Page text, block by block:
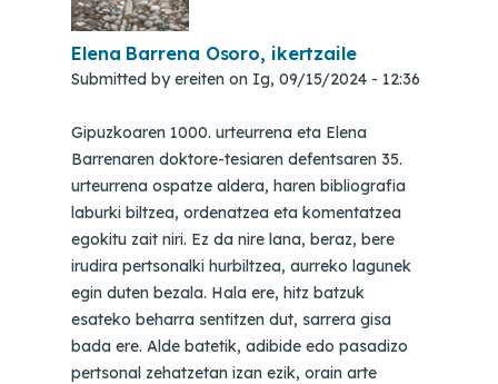
Elena Barrena Osoro, ikertzaile
Submitted byereiten on Ig, 09/15/2024 - 12:36
Gipuzkoaren 1000. urteurrena eta Elena
Barrenaren doktore-tesiaren defentsaren 35.
urteurrena ospatze aldera, haren bibliografia
laburki biltzea, ordenatzea eta komentatzea
egokitu zait niri. Ez da nire lana, beraz, bere
irudira pertsonalki hurbiltzea, aurreko lagunek
egin duten bezala. Hala ere, hitz batzuk
esateko beharra sentitzen dut, sarrera gisa
bada ere. Alde batetik, adibide edo pasadizo
pertsonal zehatzetan izan ezik, orain arte